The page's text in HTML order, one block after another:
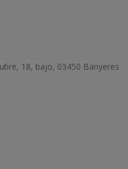
18, bajo, 03450 Banyeres